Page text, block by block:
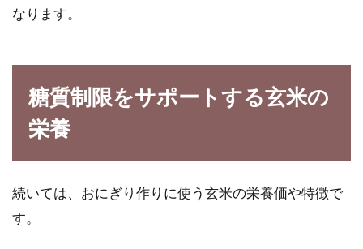
ン精米機で精米可能なの？
すよね。もち米を使って、杵でもちつきをした
なります。
糖質制限をサポートする玄米の
栄養
続いては、おにぎり作りに使う玄米の栄養価や特徴で
す。